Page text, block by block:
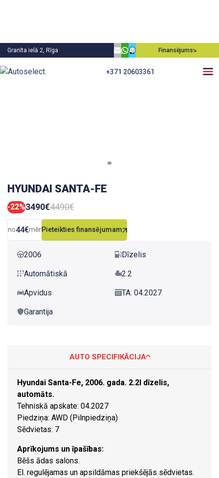
Granīta ielā 2, Rīga Finansējums
+371 20603361
HYUNDAI SANTA-FE
-22%3490€4490€
no44€mēn.Pieteikties finansējumam
2006 Dīzelis
Automātiskā 2.2
Apvidus TA: 04.2027
Garantija
AUTO SPECIFIKĀCIJA
Hyundai Santa-Fe, 2006. gada. 2.2l dīzelis,
automāts.
Tehniskā apskate: 04.2027
Piedziņa: AWD (Pilnpiedziņa)
Sēdvietas: 7
Aprīkojums un īpašības:
Bēšs ādas salons.
El. regulējamas un apsildāmas priekšējās sēdvietas.